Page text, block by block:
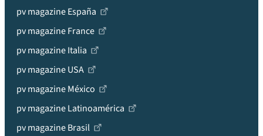
pv magazine España
pv magazine France
pv magazine Italia
pv magazine USA
pv magazine México
pv magazine Latinoamérica
pv magazine Brasil